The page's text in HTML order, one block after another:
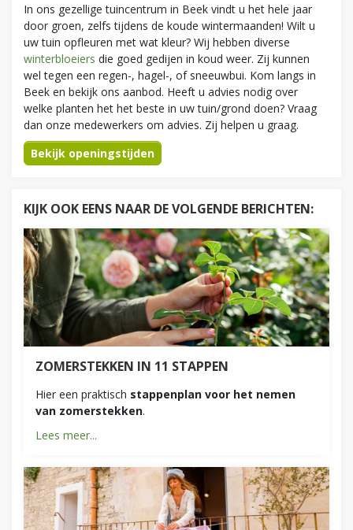
In ons gezellige tuincentrum in Beek vindt u het hele jaar
door groen, zelfs tijdens de koude wintermaanden! Wilt u
uw tuin opfleuren met wat kleur? Wij hebben diverse
winterbloeiers die goed gedijen in koud weer. Zij kunnen
wel tegen een regen-, hagel-, of sneeuwbui. Kom langs in
Beek en bekijk ons aanbod. Heeft u advies nodig over
welke planten het het beste in uw tuin/grond doen? Vraag
dan onze medewerkers om advies. Zij helpen u graag.
Bekijk openingstijden
KIJK OOK EENS NAAR DE VOLGENDE BERICHTEN:
ZOMERSTEKKEN IN 11 STAPPEN
Hier een praktisch stappenplan voor het nemen
van zomerstekken.
Lees meer...